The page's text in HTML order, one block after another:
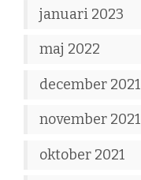
januari 2023
maj 2022
december 2021
november 2021
oktober 2021